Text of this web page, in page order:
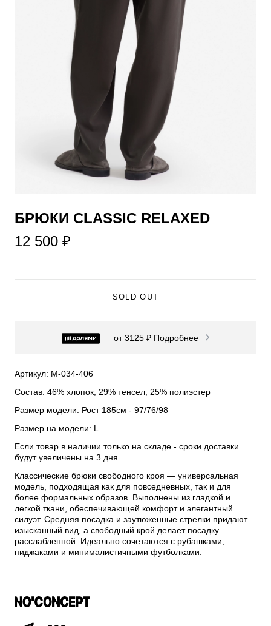
​БРЮКИ CLASSIC RELAXED
12 500 ₽
SOLD OUT
от 3125 ₽ Подробнее
Артикул: М-034-406
Состав: 46% хлопок, 29% тенсел, 25% полиэстер
Размер модели: Рост 185см - 97/76/98
Размер на модели: L
Если товар в наличии только на складе - сроки доставки
будут увеличены на 3 дня
Классические брюки свободного кроя — универсальная
модель, подходящая как для повседневных, так и для
более формальных образов. Выполнены из гладкой и
легкой ткани, обеспечивающей комфорт и элегантный
силуэт. Средняя посадка и заутюженные стрелки придают
изысканный вид, а свободный крой делает посадку
расслабленной. Идеально сочетаются с рубашками,
пиджаками и минималистичными футболками.